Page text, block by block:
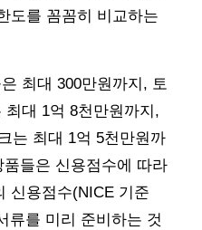
도를 꼼꼼히 비교하는
최대 300만원까지, 토
대 1억 8천만원까지,
는 최대 1억 5천만원까
들은 신용점수에 따라
신용점수(NICE 기준
류를 미리 준비하는 것